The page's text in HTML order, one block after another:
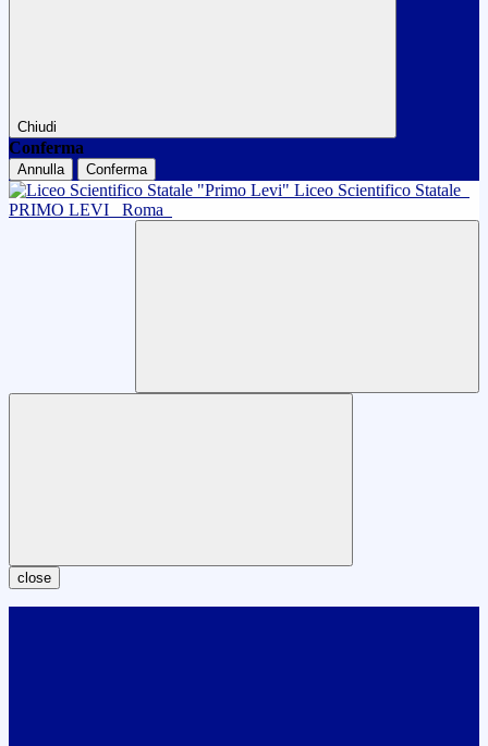
Chiudi
Conferma
Annulla Conferma
Liceo Scientifico Statale
PRIMO LEVI
Roma
close